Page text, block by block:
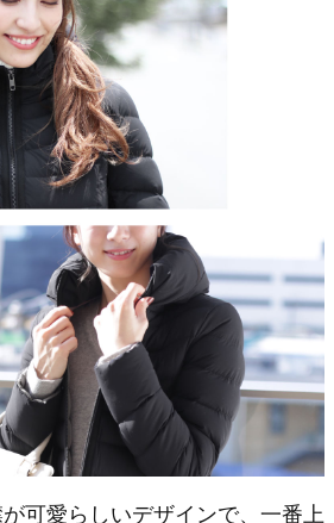
可愛らしいデザインで、一番上